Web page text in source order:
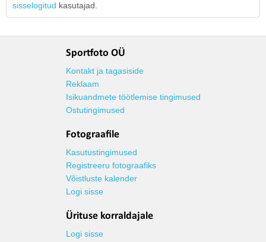
sisselogitud kasutajad.
Sportfoto OÜ
Kontakt ja tagasiside
Reklaam
Isikuandmete töötlemise tingimused
Ostutingimused
Fotograafile
Kasutustingimused
Registreeru fotograafiks
Võistluste kalender
Logi sisse
Ürituse korraldajale
Logi sisse